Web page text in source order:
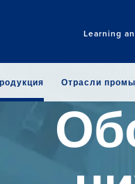
Learning
Отрасли